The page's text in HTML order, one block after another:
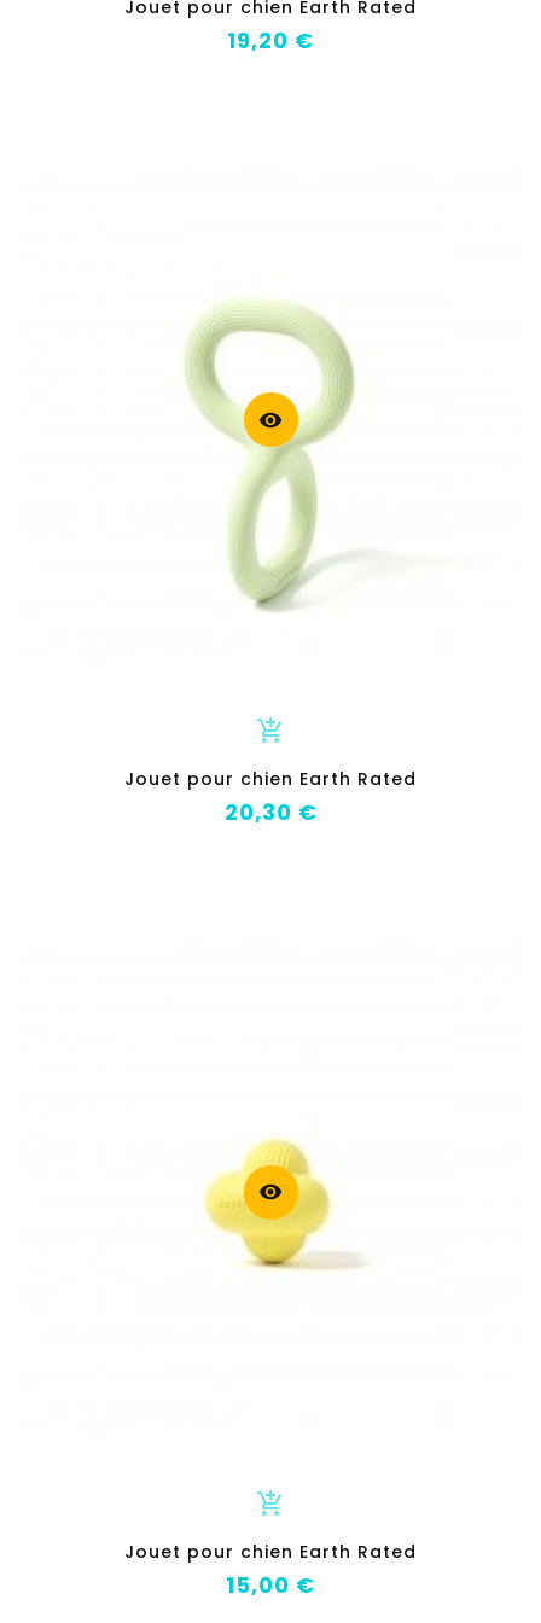
Jouet pour chien Earth Rated
Prix
19,20 €
visibility
add_shopping_cart
Jouet pour chien Earth Rated
Prix
20,30 €
visibility
add_shopping_cart
Jouet pour chien Earth Rated
Prix
15,00 €